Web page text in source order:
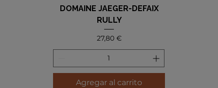
DOMAINE JAEGER-DEFAIX
RULLY
Precio
27,80 €
Agregar al carrito